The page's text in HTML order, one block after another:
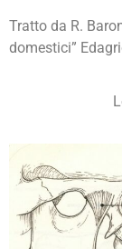
Tratto da R.
domestici”